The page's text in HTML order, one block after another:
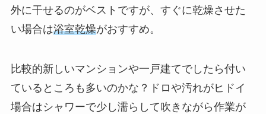
外に干せるのがベストですが、すぐに乾燥させた
い場合は浴室乾燥がおすすめ。
比較的新しいマンションや一戸建てでしたら付い
ているところも多いのかな？ドロや汚れがヒドイ
場合はシャワーで少し濡らして吹きながら作業が